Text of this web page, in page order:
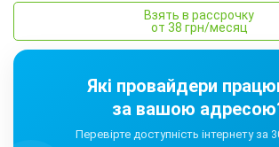
Взять в рассрочку
от 38 грн/месяц
Які провайдери
за вашою
Перевірте доступність інтернету за